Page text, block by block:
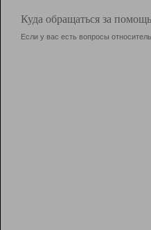
Куда обращаться за
Если у вас есть вопросы